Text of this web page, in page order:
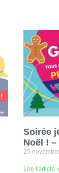
Soirée
Noël !
25
Lire l'article »